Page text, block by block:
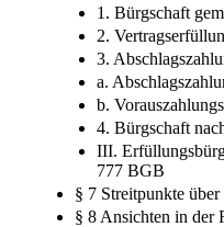
1. Bürgschaft
2.
3.
a.
b.
4. Bürgschaft
III.
777 BGB
§ 7 Streitpunkte
§ 8 Ansichten in der